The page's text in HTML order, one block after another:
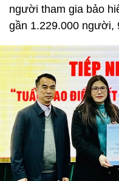
người tham gia bảo
gần 1.229.000 người,